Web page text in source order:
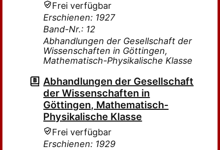
Frei verfügbar
Erschienen: 1927
Band-Nr.: 12
Abhandlungen der Gesellschaft der
Wissenschaften in Göttingen,
Mathematisch-Physikalische Klasse
Abhandlungen der Gesellschaft
der Wissenschaften in
Göttingen, Mathematisch-
Physikalische Klasse
Frei verfügbar
Erschienen: 1929